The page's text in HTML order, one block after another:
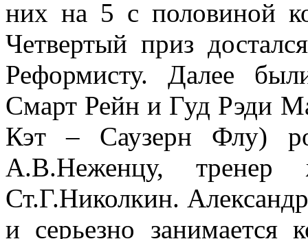
них на 5 с половиной
Четвертый приз
Реформисту. Далее
Смарт Рейн и Гуд Рэди
Кэт – Саузерн Флу)
А.В.Неженцу, тренер
Ст.Г.Николкин.
и серьезно занимается